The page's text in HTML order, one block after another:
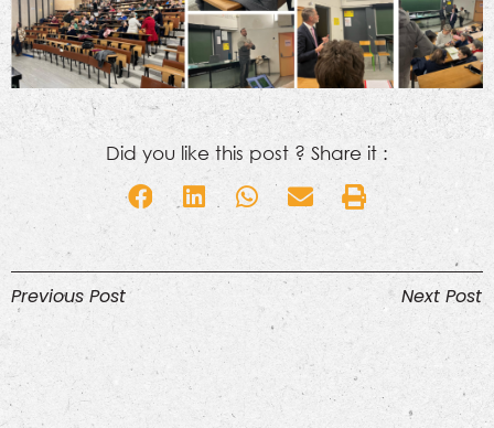
Did you like this post ? Share it :
Previous Post Next Post